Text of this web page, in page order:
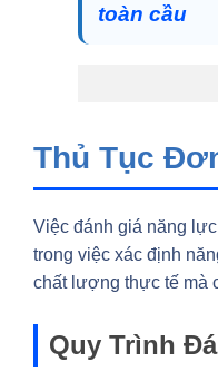
toàn cầu
Thủ Tục
Việc đánh giá năng
trong việc xác định
chất lượng thực tế mà
Quy Trình